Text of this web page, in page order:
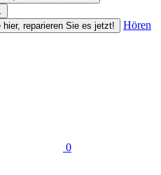
reparieren Sie es jetzt!
Hören
0